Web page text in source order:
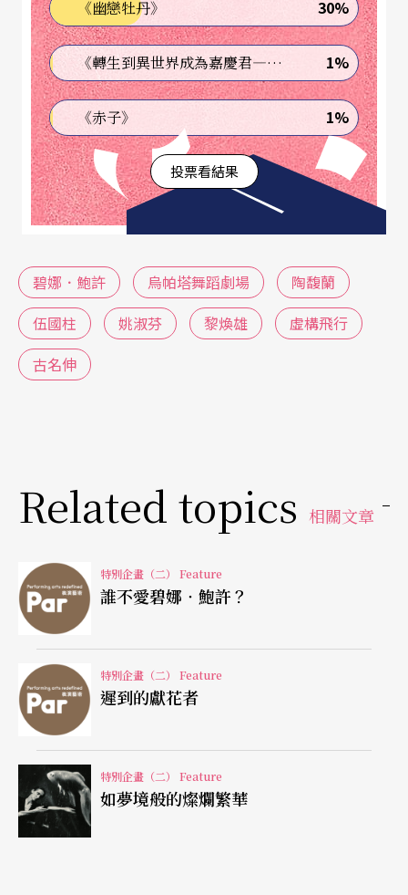
uke Bluebeard's Castle（1977）與《穆勒咖啡館》
Café Müller（1978）兩支舞作，對她之後創作影響
甚鉅。碧娜舞作中極為生活化的服裝與肢體語言，
多焦混亂的場面，歇斯底里地跑步、擁抱、掙扎、
僵立與跌墜，極限主義式重複動作的編舞手法，都
出現在陶馥蘭於一九八八年推出的
《啊……！？》，呈現她對台灣解嚴後社會亂象的
鮑許作品中一貫流露的女性關注，也成為陶馥蘭作
品中一個確立的主題。一九八七年發表的《她
們》，這齣以女性自覺的立場出發而編寫的舞作被
汀尼、黎國媛共同構思演出的《三個乖張女人所撰
寫的匪夷所思的女性論文》，都具有明顯的女性意
識。
啟發後輩，帶動台灣新的舞蹈語言
九○年代，鮑許的魅力，讓出身戲劇，半途學舞的
台灣編舞家伍國柱抱著「有一天或許可以進入碧
娜‧鮑許的舞團」的夢想前往德國留學，雖然這個
夢想並未實現，但他卻在德國埃森福克旺藝術學
院，找到自己編舞的潛能。二○○一年，伍國柱首
次和越界合作《花月正春風》，重複堆疊的編舞技
《幽戀牡丹》 30%
《轉生到異世界成為嘉慶君—發現我的祖先是詐騙集團!?》 1%
《赤子》 1%
投票看結果
碧娜．鮑許 烏帕塔舞蹈劇場
陶馥蘭
伍國柱
姚淑芬 黎煥雄
虛構飛行
古名伸
Related topics 相關文章
特別企畫（二） Feature
誰不愛碧娜‧鮑許？
特別企畫（二） Feature
遲到的獻花者
特別企畫（二） Feature
如夢境般的燦爛繁華